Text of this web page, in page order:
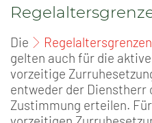
Die Regelaltersgrenzen
gelten auch für die
vorzeitige
entweder der Dienstherr
Zustimmung erteilen.